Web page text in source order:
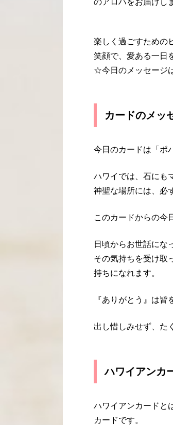
のアロハをお届けし
楽しく過ごすための
笑顔で、愛ある一日
☆今日のメッセージ
カードのメッ
今日のカードは「ポ
ハワイでは、石にも
神聖な場所には、必
このカードからの今
日頃からお世話にな
その気持ちを受け取
持ちになれます。
『ありがとう』は皆
出し惜しみせず、た
ハワイアンカ
ハワイアンカードと
カードです。